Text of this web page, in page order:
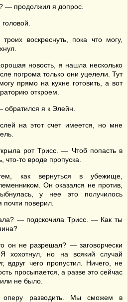
продолжил я допрос.
воскреснуть, пока что могу,
новость, я нашла несколько
погрома только они уцелели. Тут
прямо на кухне готовить, а вот
откроем.
я к Элейн.
на этот счет имеется, но мне
рот Трисс. — Чтоб попасть в
то вроде пропуска.
как вернуться в убежище,
Он оказался не против,
у нее это получилось
почти поверил.
— подскочила Трисс. — Как ты
он не разрешал? — заговорчески
хохотнул, но на всякий случай
вдруг чего пропустил. Ничего, не
просыпается, а разве это сейчас
не было.
разводить. Мы сможем в